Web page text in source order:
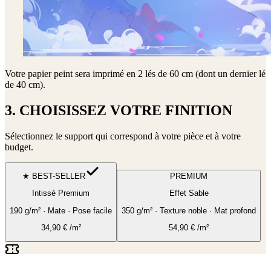
Votre papier peint sera imprimé en 2 lés de 60 cm (dont un dernier lé
de 40 cm).
3. CHOISISSEZ VOTRE FINITION
Sélectionnez le support qui correspond à votre pièce et à votre
budget.
★ BEST-SELLER
Intissé Premium
190 g/m² · Mate · Pose facile
34,90€/m²
PREMIUM
Effet Sable
350 g/m² · Texture noble · Mat profond
54,90 € /m²